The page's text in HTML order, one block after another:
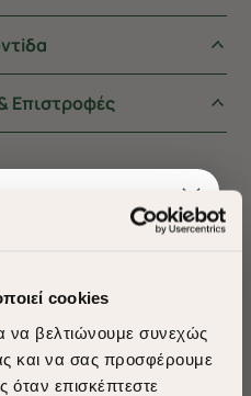
cookies
να βελτιώνουμε συνεχώς
και να σας προσφέρουμε
όταν επισκέπτεστε
Επιστροφές